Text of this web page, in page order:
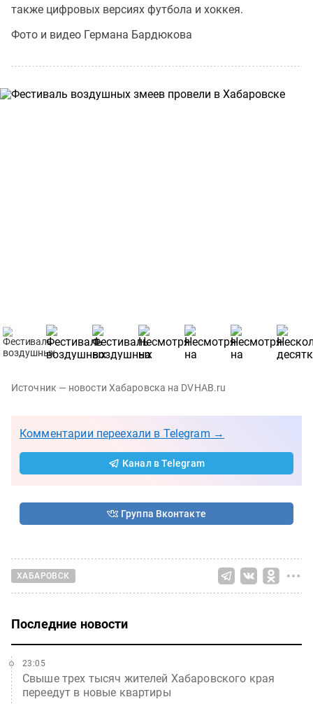
также цифровых версиях футбола и хоккея.
Фото и видео Германа Бардюкова
Источник — новости Хабаровска на DVHAB.ru
Комментарии переехали в Telegram →
Канал в Telegram
Группа Вконтакте
ХАБАРОВСК
Последние новости
Свыше трех тысяч жителей Хабаровского края
переедут в новые квартиры
23:05